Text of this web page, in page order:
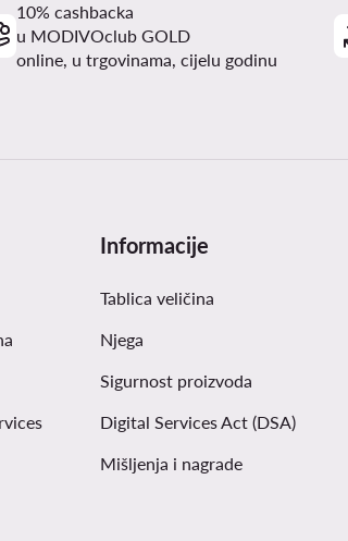
10% cashbacka
u MODIVOclub GOLD
online, u trgovinama, cijelu godinu
Informacije
Tablica veličina
Njega
Sigurnost proizvoda
Digital Services Act (DSA)
Mišljenja i nagrade